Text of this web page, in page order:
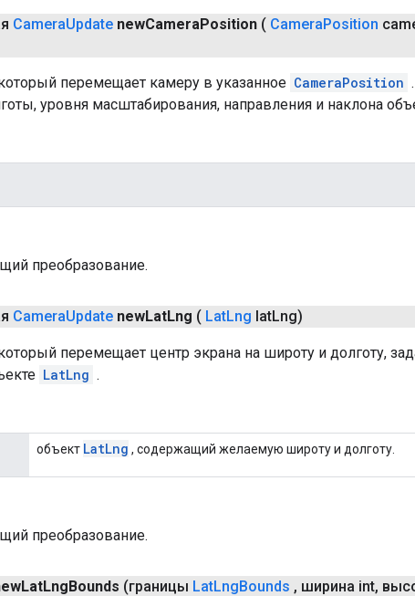
CameraUpdate newCameraPosition ( CameraPosition
перемещает камеру в указанное CameraPosition
уровня масштабирования, направления и наклона
преобразование.
CameraUpdate newLatLng ( LatLng latLng)
перемещает центр экрана на широту и долготу,
LatLng .
объект LatLng , содержащий желаемую широту и долготу.
преобразование.
LatLng Bounds (границы LatLng Bounds , ширина int,